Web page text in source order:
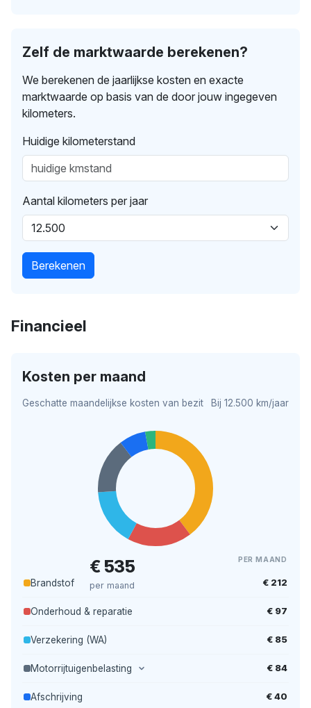
Zelf de marktwaarde berekenen?
We berekenen de jaarlijkse kosten en exacte
marktwaarde op basis van de door jouw ingegeven
kilometers.
Huidige kilometerstand
Aantal kilometers per jaar
Berekenen
Financieel
Kosten per maand
Geschatte maandelijkse kosten van bezit Bij 12.500 km/jaar
€ 535
per maand
PER MAAND
Brandstof € 212
Onderhoud & reparatie € 97
Verzekering (WA) € 85
Motorrijtuigenbelasting € 84
Afschrijving € 40